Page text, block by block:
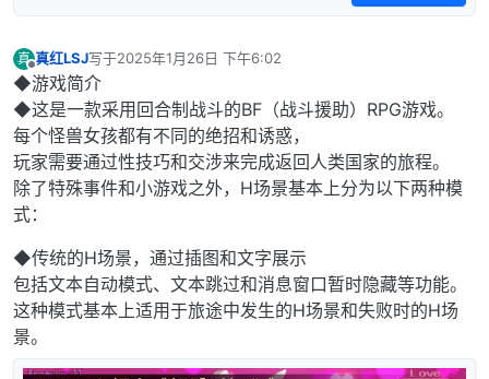
真
离线
真红LSJ写于2025年1月26日 下午6:02
最后由 编辑
◆游戏简介
◆这是一款采用回合制战斗的BF（战斗援助）RPG游戏。
每个怪兽女孩都有不同的绝招和诱惑，
玩家需要通过性技巧和交涉来完成返回人类国家的旅程。
除了特殊事件和小游戏之外，H场景基本上分为以下两种模
式：
◆传统的H场景，通过插图和文字展示
包括文本自动模式、文本跳过和消息窗口暂时隐藏等功能。
这种模式基本上适用于旅途中发生的H场景和失败时的H场
景。